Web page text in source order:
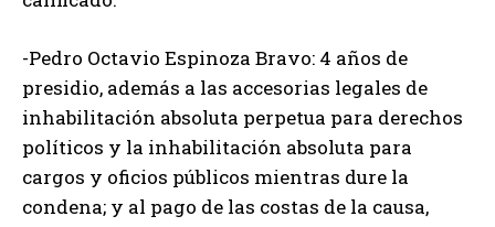
-Pedro Octavio Espinoza Bravo: 4 años de
presidio, además a las accesorias legales de
inhabilitación absoluta perpetua para derechos
políticos y la inhabilitación absoluta para
cargos y oficios públicos mientras dure la
condena; y al pago de las costas de la causa,